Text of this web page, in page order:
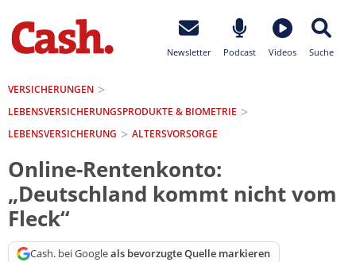
Newsletter Podcast Videos Suche
VERSICHERUNGEN
LEBENSVERSICHERUNGS­PRODUKTE & BIOMETRIE
LEBENSVERSICHERUNG
ALTERSVORSORGE
Online-Rentenkonto:
„Deutschland kommt nicht vom
Fleck“
Cash. bei Googleals bevorzugte Quelle markieren